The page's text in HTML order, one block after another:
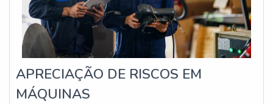
APRECIAÇÃO DE RISCOS EM
MÁQUINAS